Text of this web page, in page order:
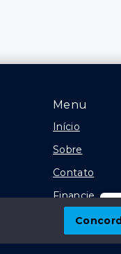
Menu
Início
Sobre
Contato
Financie
Negocie